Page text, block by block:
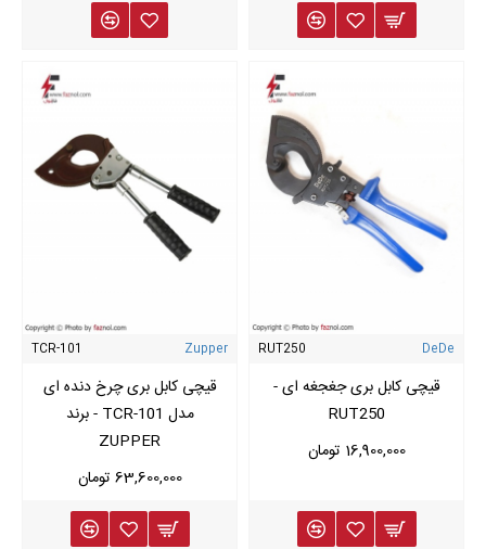
DeDe
RUT250
قیچی کابل بری جغجغه ای -
RUT250
16,900,000 تومان
Zupper
TCR-101
قیچی کابل بری چرخ دنده ای
مدل TCR-101 - برند
ZUPPER
63,600,000 تومان